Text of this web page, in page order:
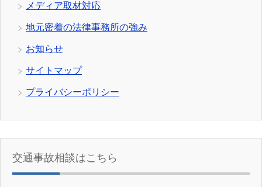
メディア取材対応
地元密着の法律事務所の強み
お知らせ
サイトマップ
プライバシーポリシー
交通事故相談はこちら